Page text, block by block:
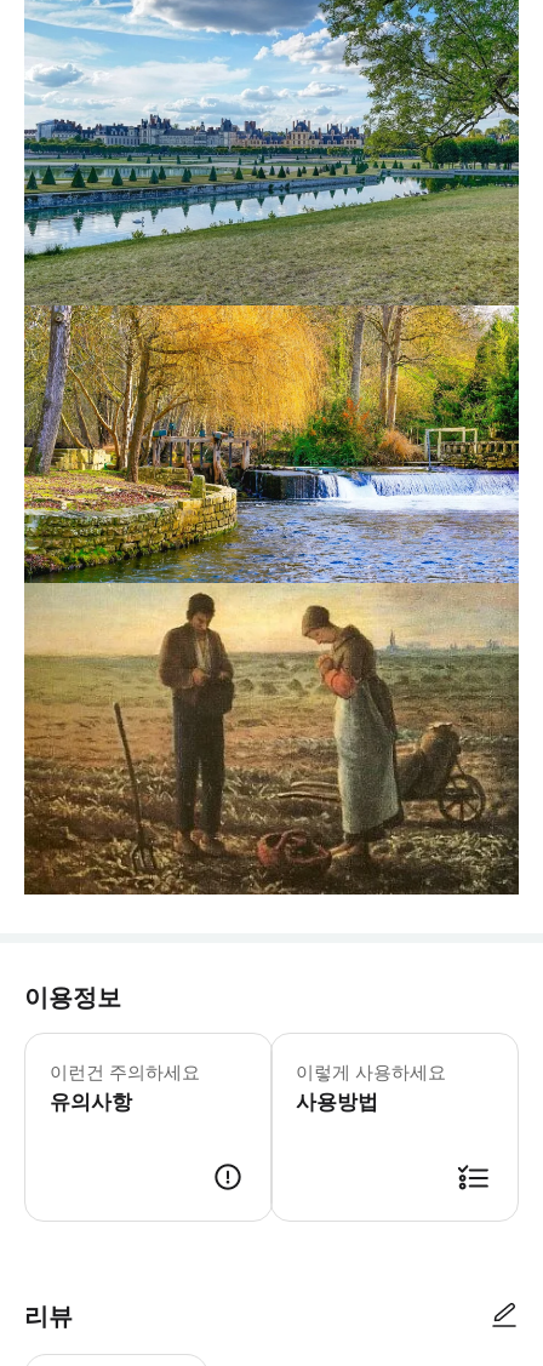
이용정보
이런건 주의하세요
유의사항
☝️ 꼭 알아두세요 💡 주의사항 - 예약
이렇게 사용하세요
사용방법
리뷰